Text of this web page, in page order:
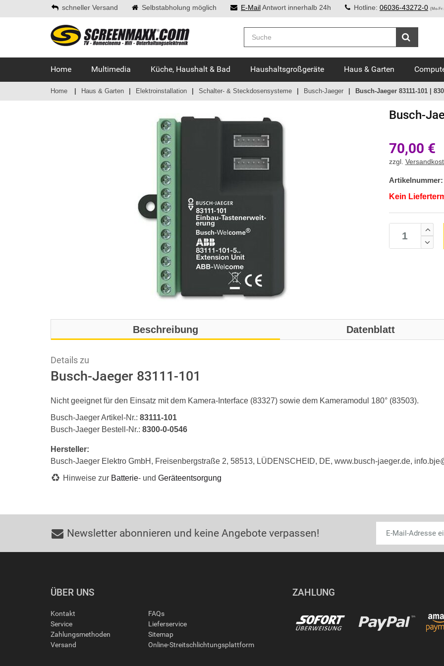
schneller Versand Selbstabholung möglich E-MailAntwort innerhalb 24h Hotline: 06036-43272-0 (Mo-Fr:
Home Multimedia Küche, Haushalt & Bad Haushaltsgroßgeräte Haus & Garten
Home Haus & Garten Elektroinstallation Schalter- & Steckdosensysteme Busch-Jaeger Busch-Jaeger 83111-101 |
Busch-
70,00 €
zzgl.
Artikelnummer:
Kein
Beschreibung Datenblatt
Details zu
Busch-Jaeger 83111-101
Nicht geeignet für den Einsatz mit dem Kamera-Interface (83327) sowie dem Kameramodul 180° (83503).
Busch-Jaeger Artikel-Nr.: 83111-101
Busch-Jaeger Bestell-Nr.: 8300-0-0546
Hersteller:
Busch-Jaeger Elektro GmbH, Freisenbergstraße 2, 58513, LÜDENSCHEID, DE, www.busch-jaeger.de,
Hinweise zur Batterie- und Geräteentsorgung
Newsletter abonnieren und keine Angebote verpassen!
ÜBER UNS
Kontakt
Service
Zahlungsmethoden
Versand
FAQs
Lieferservice
Sitemap
Online-Streitschlichtungsplattform
ZAHLUNG